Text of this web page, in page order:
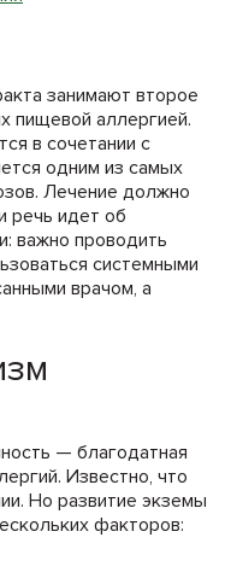
занимают второе
пищевой аллергией.
в сочетании с
одним из самых
Лечение должно
речь идет об
важно проводить
системными
врачом, а
— благодатная
Известно, что
Но развитие экземы
факторов: